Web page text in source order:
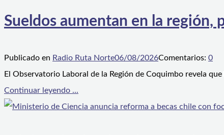
Sueldos aumentan en la región,
Publicado en Radio Ruta Norte06/08/2026Comentarios: 0
El Observatorio Laboral de la Región de Coquimbo revela
Continuar leyendo ...